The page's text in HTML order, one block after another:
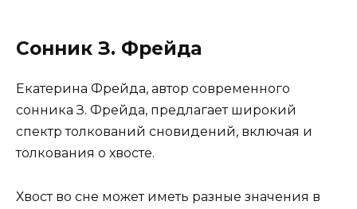
Сонник З. Фрейда
Екатерина Фрейда, автор современного
сонника З. Фрейда, предлагает широкий
спектр толкований сновидений, включая и
толкования о хвосте.
Хвост во сне может иметь разные значения в